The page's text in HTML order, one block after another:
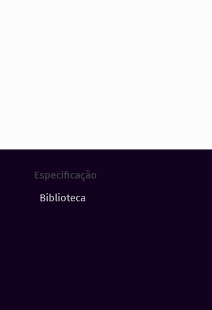
Especificação
Biblioteca